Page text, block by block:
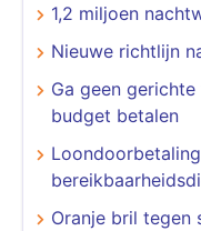
1,2 miljoen
Nieuwe richtlijn
Ga geen
budget betalen
Oranje bril tegen